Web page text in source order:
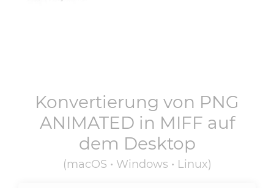
Konvertierung von PNG
ANIMATED in MIFF auf
dem Desktop
(macOS • Windows • Linux)